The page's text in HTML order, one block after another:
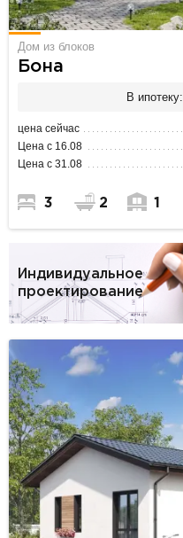
Дом из блоков
Бона
В ипотеку:
цена сейчас
Цена с 16.08
Цена с 31.08
3 2 1
Индивидуальное
проектирование